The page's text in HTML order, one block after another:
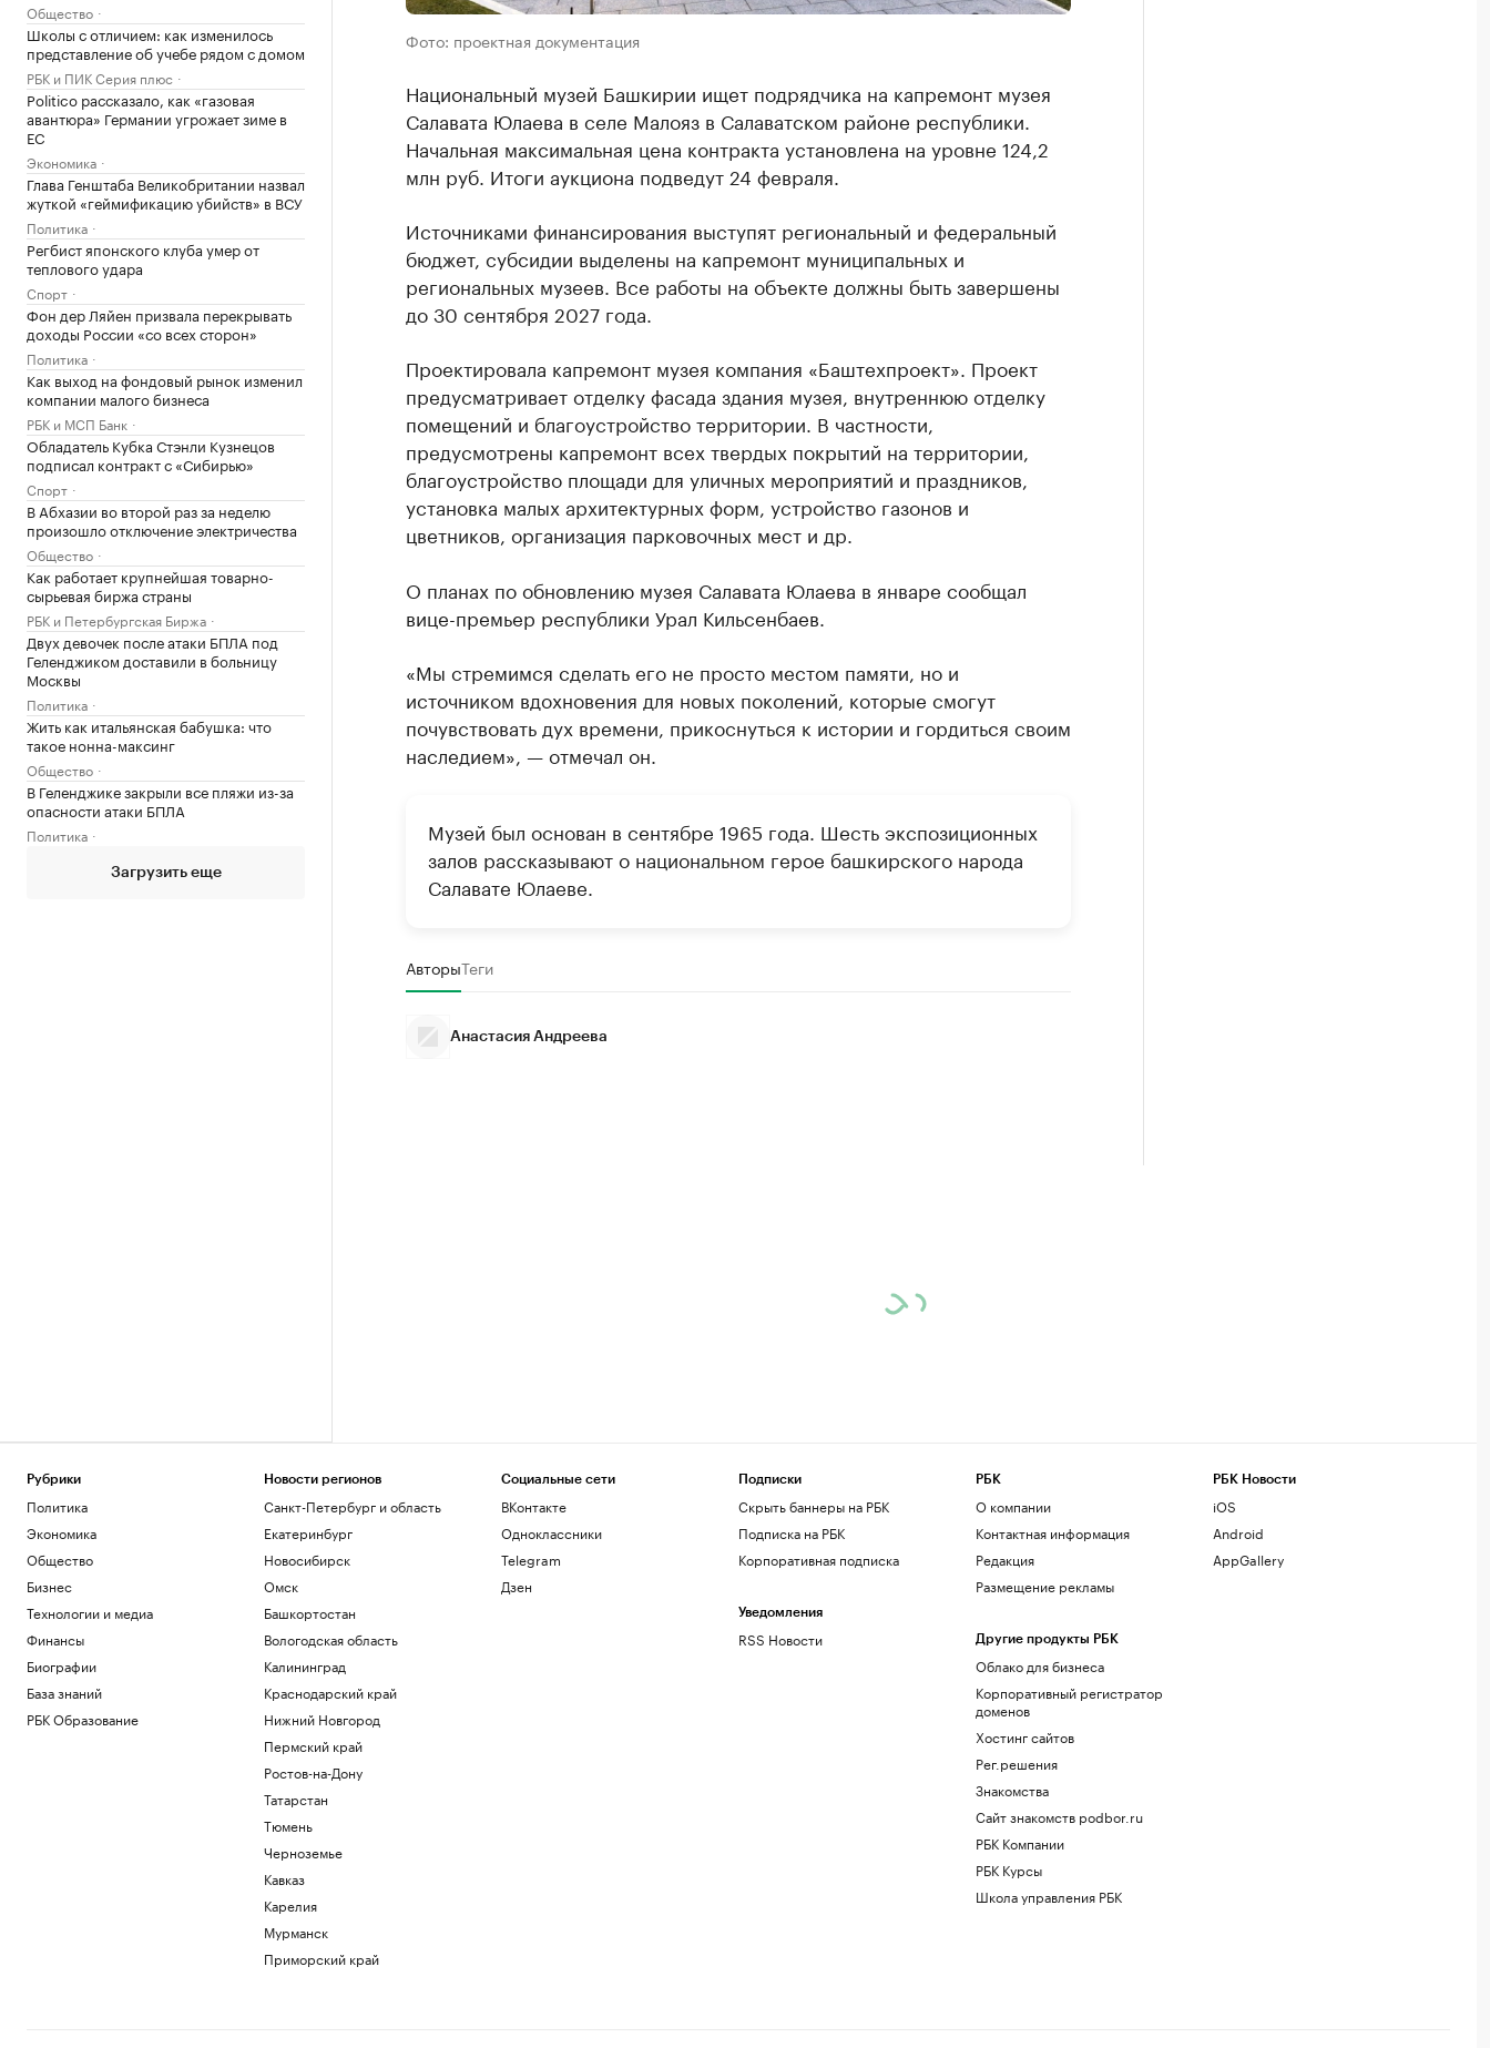
Общество
Школы с отличием: как изменилось
представление об учебе рядом с домом
РБК и ПИК Серия плюс
Politico рассказало, как «газовая
авантюра» Германии угрожает зиме в
ЕС
Экономика
Глава Генштаба Великобритании назвал
жуткой «геймификацию убийств» в ВСУ
Политика
Регбист японского клуба умер от
теплового удара
Спорт
Фон дер Ляйен призвала перекрывать
доходы России «со всех сторон»
Политика
Как выход на фондовый рынок изменил
компании малого бизнеса
РБК и МСП Банк
Обладатель Кубка Стэнли Кузнецов
подписал контракт с «Сибирью»
Спорт
В Абхазии во второй раз за неделю
произошло отключение электричества
Общество
Как работает крупнейшая товарно-
сырьевая биржа страны
РБК и Петербургская Биржа
Двух девочек после атаки БПЛА под
Геленджиком доставили в больницу
Москвы
Политика
Жить как итальянская бабушка: что
такое нонна-максинг
Общество
В Геленджике закрыли все пляжи из-за
опасности атаки БПЛА
Политика
Загрузить еще
Фото: проектная документация
Национальный музей Башкирии ищет подрядчика на капремонт музея
Салавата Юлаева в селе Малояз в Салаватском районе республики.
Начальная максимальная цена контракта установлена на уровне 124,2
млн руб. Итоги аукциона подведут 24 февраля.
Источниками финансирования выступят региональный и федеральный
бюджет, субсидии выделены на капремонт муниципальных и
региональных музеев. Все работы на объекте должны быть завершены
до 30 сентября 2027 года.
Проектировала капремонт музея компания «Баштехпроект». Проект
предусматривает отделку фасада здания музея, внутреннюю отделку
помещений и благоустройство территории. В частности,
предусмотрены капремонт всех твердых покрытий на территории,
благоустройство площади для уличных мероприятий и праздников,
установка малых архитектурных форм, устройство газонов и
цветников, организация парковочных мест и др.
О планах по обновлению музея Салавата Юлаева в январе сообщал
вице-премьер республики Урал Кильсенбаев.
«Мы стремимся сделать его не просто местом памяти, но и
источником вдохновения для новых поколений, которые смогут
почувствовать дух времени, прикоснуться к истории и гордиться своим
наследием», — отмечал он.
Музей был основан в сентябре 1965 года. Шесть экспозиционных
залов рассказывают о национальном герое башкирского народа
Салавате Юлаеве.
АвторыТеги
Анастасия Андреева
Рубрики
Политика
Экономика
Общество
Бизнес
Технологии и медиа
Финансы
Биографии
База знаний
РБК Образование
Новости регионов
Санкт-Петербург и область
Екатеринбург
Новосибирск
Омск
Башкортостан
Вологодская область
Калининград
Краснодарский край
Нижний Новгород
Пермский край
Ростов-на-Дону
Татарстан
Тюмень
Черноземье
Кавказ
Карелия
Мурманск
Приморский край
Социальные сети
ВКонтакте
Одноклассники
Telegram
Дзен
Подписки
Скрыть баннеры на РБК
Подписка на РБК
Корпоративная подписка
Уведомления
RSS Новости
РБК
О компании
Контактная информация
Редакция
Размещение рекламы
Другие продукты РБК
Облако для бизнеса
Корпоративный регистратор
доменов
Хостинг сайтов
Рег.решения
Знакомства
Сайт знакомств podbor.ru
РБК Компании
РБК Курсы
Школа управления РБК
РБК Новости
iOS
Android
AppGallery